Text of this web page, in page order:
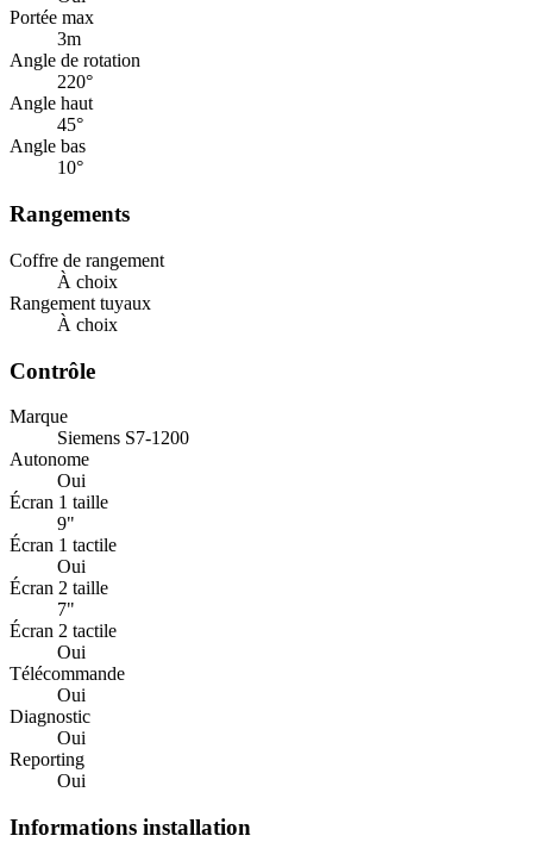
Portée max
3m
Angle de rotation
220°
Angle haut
45°
Angle bas
10°
Rangements
Coffre de rangement
À choix
Rangement tuyaux
À choix
Contrôle
Marque
Siemens S7-1200
Autonome
Oui
Écran 1 taille
9"
Écran 1 tactile
Oui
Écran 2 taille
7"
Écran 2 tactile
Oui
Télécommande
Oui
Diagnostic
Oui
Reporting
Oui
Informations installation